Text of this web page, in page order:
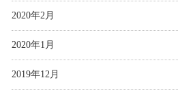
2020年2月
2020年1月
2019年12月